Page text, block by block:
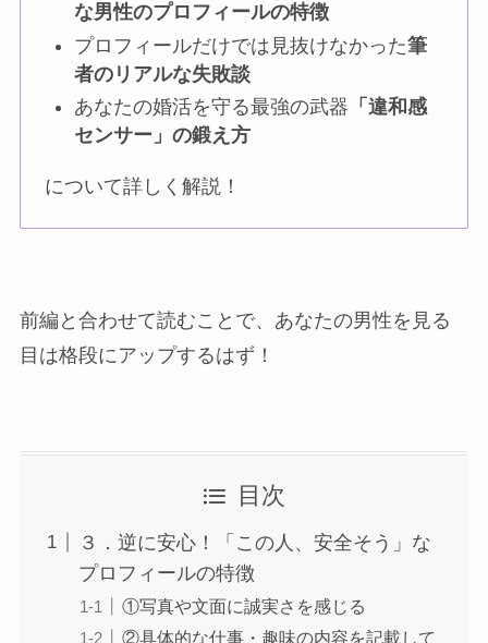
な男性のプロフィールの特徴
プロフィールだけでは見抜けなかった筆
者のリアルな失敗談
あなたの婚活を守る最強の武器 「違和感
センサー」の鍛え方
について詳しく解説！
前編と合わせて読むことで、あなたの男性を見る
目は格段にアップするはず！
目次
３．逆に安心！「この人、安全そう」な
プロフィールの特徴
①写真や文面に誠実さを感じる
②具体的な仕事・趣味の内容を記載して